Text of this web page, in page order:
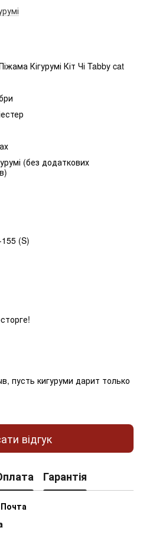
Кігурумі Кіт Чі Tabby cat
(без додаткових
(S)
пусть кигуруми дарит только
відгук
Гарантія